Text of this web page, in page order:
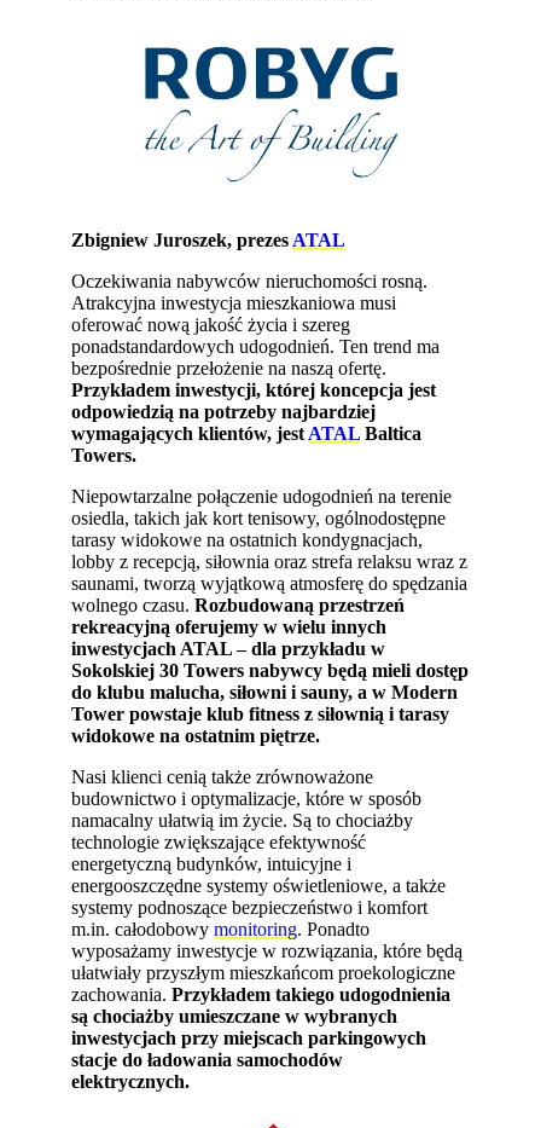
Zbigniew Juroszek, prezes ATAL
Oczekiwania nabywców nieruchomości rosną.
Atrakcyjna inwestycja mieszkaniowa musi
oferować nową jakość życia i szereg
ponadstandardowych udogodnień. Ten trend ma
bezpośrednie przełożenie na naszą ofertę.
Przykładem inwestycji, której koncepcja jest
odpowiedzią na potrzeby najbardziej
wymagających klientów, jest ATAL Baltica
Towers.
Niepowtarzalne połączenie udogodnień na terenie
osiedla, takich jak kort tenisowy, ogólnodostępne
tarasy widokowe na ostatnich kondygnacjach,
lobby z recepcją, siłownia oraz strefa relaksu wraz z
saunami, tworzą wyjątkową atmosferę do spędzania
wolnego czasu.Rozbudowaną przestrzeń
rekreacyjną oferujemy w wielu innych
inwestycjach ATAL – dla przykładu w
Sokolskiej 30 Towers nabywcy będą mieli dostęp
do klubu malucha, siłowni i sauny, a w Modern
Tower powstaje klub fitness z siłownią i tarasy
widokowe na ostatnim piętrze.
Nasi klienci cenią także zrównoważone
budownictwo i optymalizacje, które w sposób
namacalny ułatwią im życie. Są to chociażby
technologie zwiększające efektywność
energetyczną budynków, intuicyjne i
energooszczędne systemy oświetleniowe, a także
systemy podnoszące bezpieczeństwo i komfort
m.in. całodobowymonitoring. Ponadto
wyposażamy inwestycje w rozwiązania, które będą
ułatwiały przyszłym mieszkańcom proekologiczne
zachowania.Przykładem takiego udogodnienia
są chociażby umieszczane w wybranych
inwestycjach przy miejscach parkingowych
stacje do ładowania samochodów
elektrycznych.